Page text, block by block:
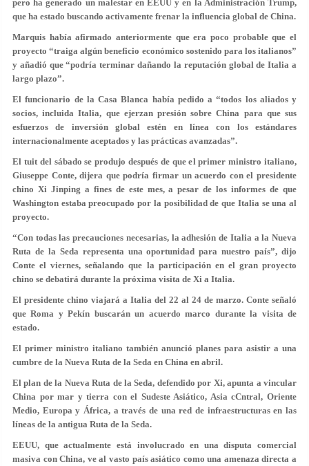
pero ha generado un malestar en EEUU y en la Administración Trump,
que ha estado buscando activamente frenar la influencia global de China.
Marquis había afirmado anteriormente que era poco probable que el
proyecto “traiga algún beneficio económico sostenido para los italianos”
y añadió que “podría terminar dañando la reputación global de Italia a
largo plazo”.
El funcionario de la Casa Blanca había pedido a “todos los aliados y
socios, incluida Italia, que ejerzan presión sobre China para que sus
esfuerzos de inversión global estén en línea con los estándares
internacionalmente aceptados y las prácticas avanzadas”.
El tuit del sábado se produjo después de que el primer ministro italiano,
Giuseppe Conte, dijera que podría firmar un acuerdo con el presidente
chino Xi Jinping a fines de este mes, a pesar de los informes de que
Washington estaba preocupado por la posibilidad de que Italia se una al
proyecto.
“Con todas las precauciones necesarias, la adhesión de Italia a la Nueva
Ruta de la Seda representa una oportunidad para nuestro país”, dijo
Conte el viernes, señalando que la participación en el gran proyecto
chino se debatirá durante la próxima visita de Xi a Italia.
El presidente chino viajará a Italia del 22 al 24 de marzo. Conte señaló
que Roma y Pekín buscarán un acuerdo marco durante la visita de
estado.
El primer ministro italiano también anunció planes para asistir a una
cumbre de la Nueva Ruta de la Seda en China en abril.
El plan de la Nueva Ruta de la Seda, defendido por Xi, apunta a vincular
China por mar y tierra con el Sudeste Asiático, Asia cCntral, Oriente
Medio, Europa y África, a través de una red de infraestructuras en las
líneas de la antigua Ruta de la Seda.
EEUU, que actualmente está involucrado en una disputa comercial
masiva con China, ve al vasto país asiático como una amenaza directa a